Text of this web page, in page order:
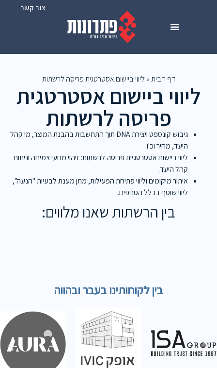
צור קשר
דף הבית» ליווי ביישום אסטרטגית פריסה לרשתות
ליווי ביישום אסטרטגית
פריסה לרשתות
גיבוש קונספט ויצירת DNA תוך התחשבות בהבנת המוצר, מי קהל
היעד, מחיר וכ'ו.
ליווי ביישום אסטרטגיית פריסה לרשתות: זיהוי מנועי צמיחה וניתוח
קהל היעד.
איתור מיקומים וליווי פתיחת הפעילות, מתן מענת לבעיות "הנעה",
ליווי שוטף בכלל הסניפים.
בין הרשתות שאנו מלווים:
בין לקוחותינו בעבר ובהווה